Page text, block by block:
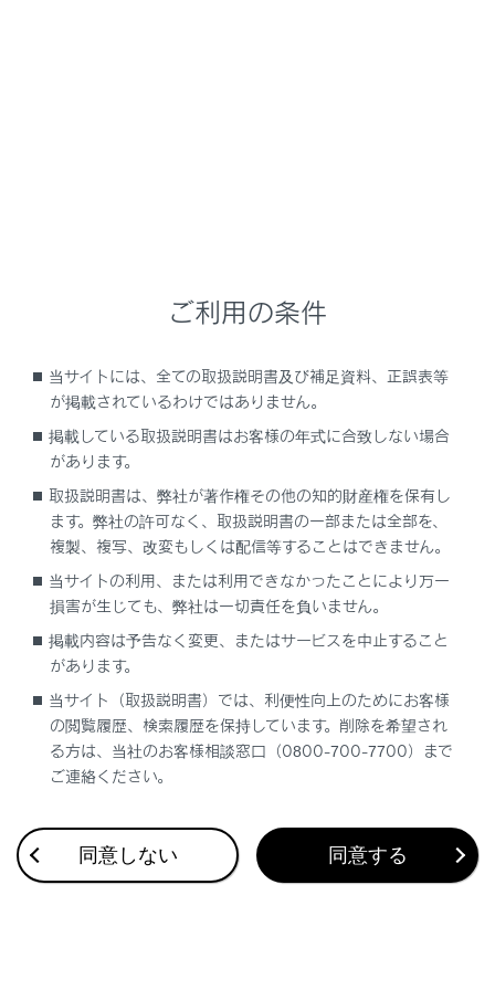
ドアガラスを開閉するには
誤操作を防止するには（ウインドウロックスイ
ッチ）
合わせて見られているページ
キー
デジタルインナーミラー（Lexus Teammate Advanced
Drive非装着車）
このページは役に立ちましたか？
ご利用の条件
当サイトには、全ての取扱説明書及び補足資料、正誤表等
が掲載されているわけではありません。
掲載している取扱説明書はお客様の年式に合致しない場合
があります。
取扱説明書は、弊社が著作権その他の知的財産権を保有し
ます。弊社の許可なく、取扱説明書の一部または全部を、
複製、複写、改変もしくは配信等することはできません。
当サイトの利用、または利用できなかったことにより万一
損害が生じても、弊社は一切責任を負いません。
掲載内容は予告なく変更、またはサービスを中止すること
があります。
当サイト（取扱説明書）では、利便性向上のためにお客様
の閲覧履歴、検索履歴を保持しています。削除を希望され
る方は、当社のお客様相談窓口（0800-700-7700）まで
ご連絡ください。
同意しない 同意する